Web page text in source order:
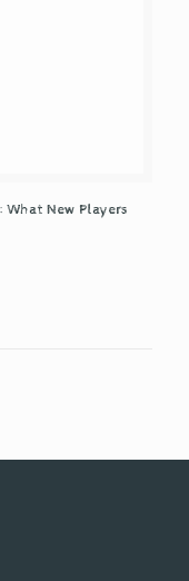
What New Players